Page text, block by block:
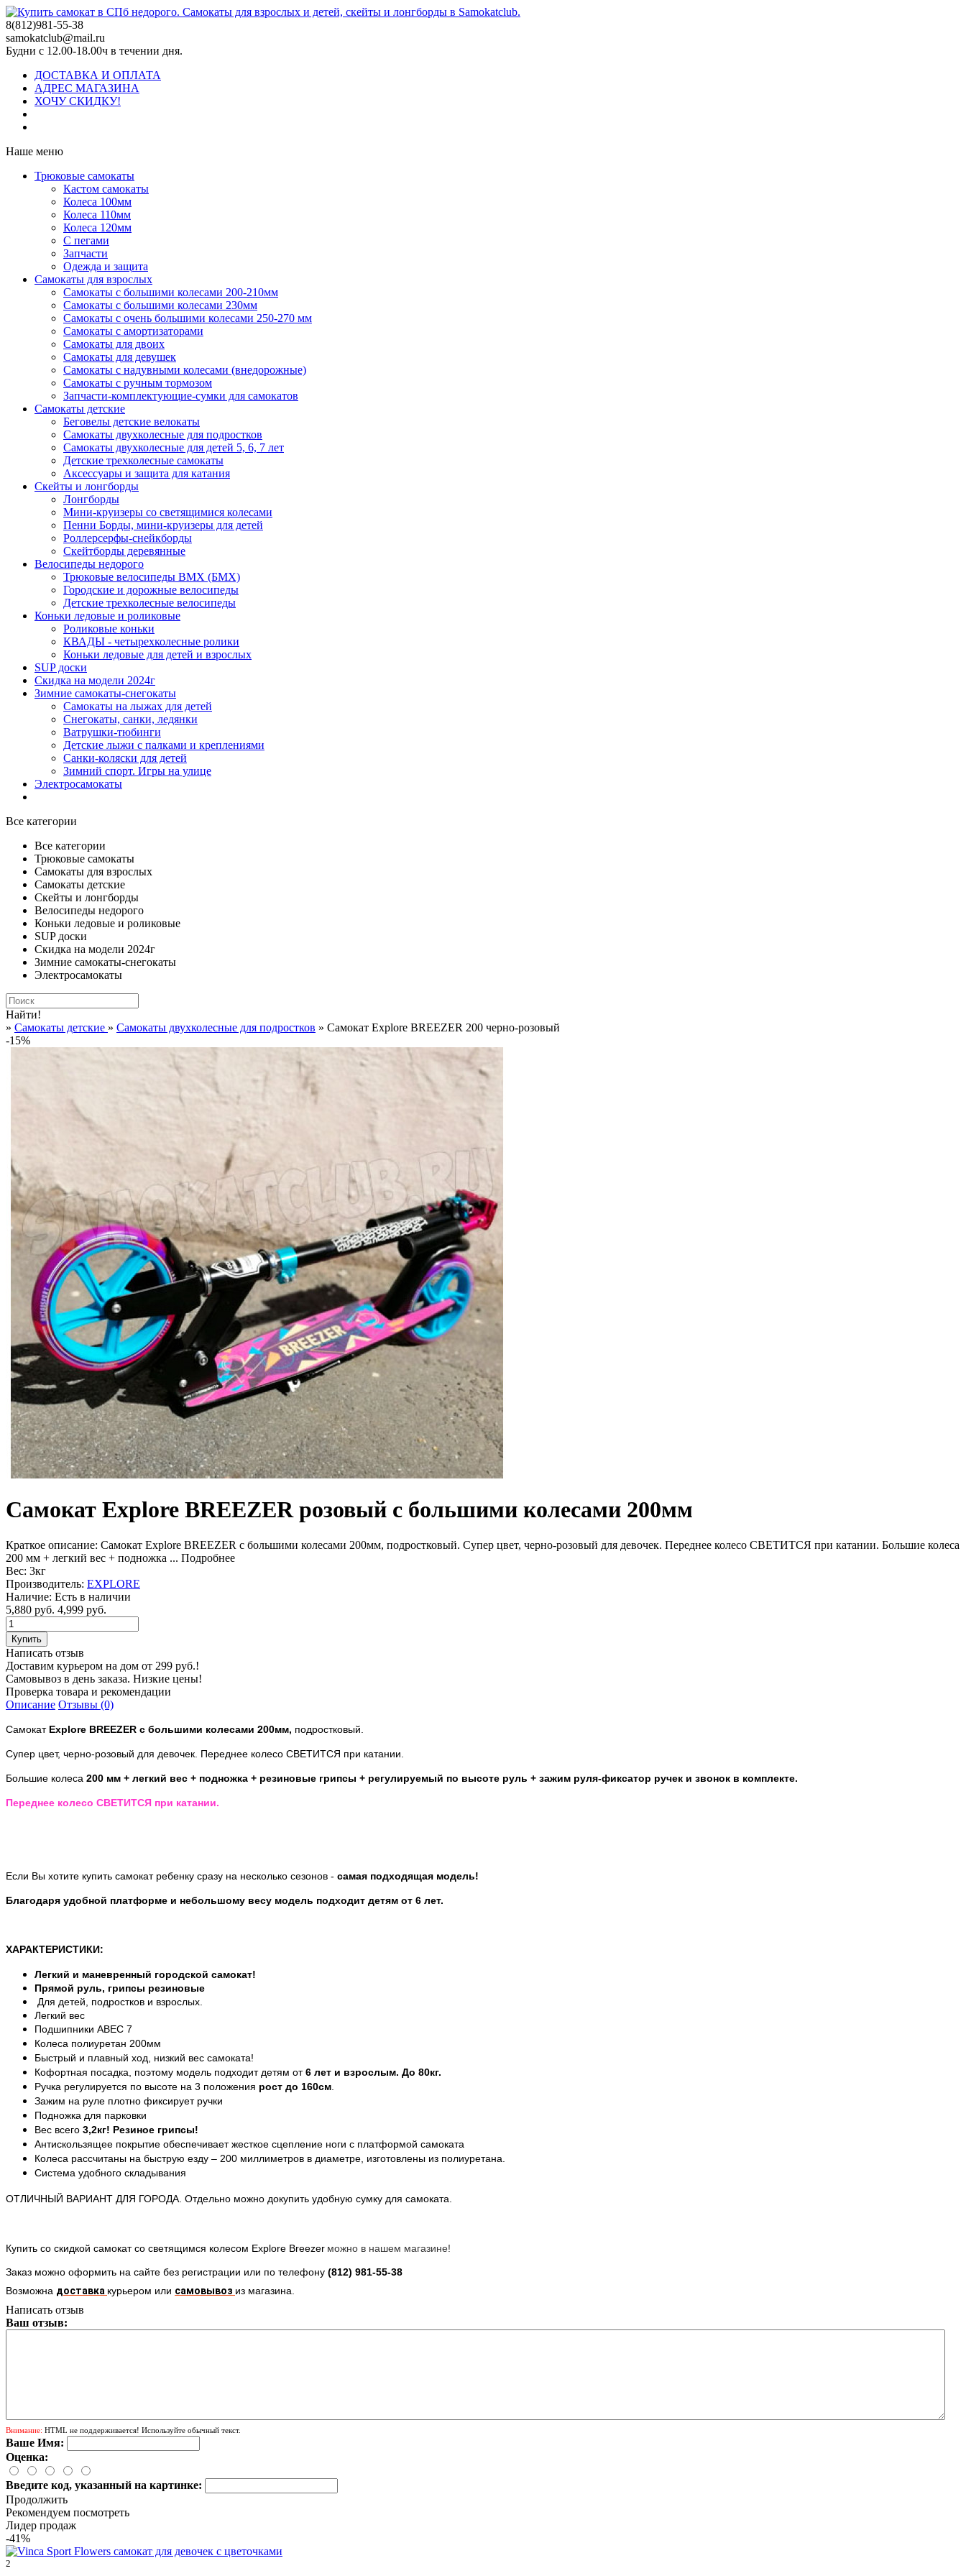
8(812)981-55-38
samokatclub@mail.ru
Будни с 12.00-18.00ч в течении дня.
ДОСТАВКА И ОПЛАТА
АДРЕС МАГАЗИНА
ХОЧУ СКИДКУ!
Наше меню
Трюковые самокаты
Кастом самокаты
Колеса 100мм
Колеса 110мм
Колеса 120мм
С пегами
Запчасти
Одежда и защита
Самокаты для взрослых
Самокаты с большими колесами 200-210мм
Самокаты с большими колесами 230мм
Самокаты с очень большими колесами 250-270 мм
Самокаты с амортизаторами
Самокаты для двоих
Самокаты для девушек
Самокаты с надувными колесами (внедорожные)
Самокаты с ручным тормозом
Запчасти-комплектующие-сумки для самокатов
Самокаты детские
Беговелы детские велокаты
Самокаты двухколесные для подростков
Самокаты двухколесные для детей 5, 6, 7 лет
Детские трехколесные самокаты
Аксессуары и защита для катания
Cкейты и лонгборды
Лонгборды
Мини-круизеры со светящимися колесами
Пенни Борды, мини-круизеры для детей
Роллерсерфы-снейкборды
Скейтборды деревянные
Велосипеды недорого
Трюковые велосипеды BMX (БМХ)
Городские и дорожные велосипеды
Детские трехколесные велосипеды
Коньки ледовые и роликовые
Роликовые коньки
КВАДЫ - четырехколесные ролики
Коньки ледовые для детей и взрослых
SUP доски
Скидка на модели 2024г
Зимние самокаты-снегокаты
Самокаты на лыжах для детей
Снегокаты, санки, ледянки
Ватрушки-тюбинги
Детские лыжи с палками и креплениями
Санки-коляски для детей
Зимний спорт. Игры на улице
Электросамокаты
Все категории
Все категории
Трюковые самокаты
Самокаты для взрослых
Самокаты детские
Cкейты и лонгборды
Велосипеды недорого
Коньки ледовые и роликовые
SUP доски
Скидка на модели 2024г
Зимние самокаты-снегокаты
Электросамокаты
Найти!
» Самокаты детские » Самокаты двухколесные для подростков » Самокат Explore BREEZER 200 черно-розовый
-15%
Самокат Explore BREEZER розовый с большими колесами 200мм
Краткое описание: Самокат Explore BREEZER с большими колесами 200мм, подростковый. Супер цвет, черно-розовый для девочек. Переднее колесо СВЕТИТСЯ при катании. Большие колеса
200 мм + легкий вес + подножка ... Подробнее
Вес: 3кг
Производитель: EXPLORE
Наличие: Есть в наличии
5,880 руб. 4,999 руб.
Написать отзыв
Доставим курьером на дом от 299 руб.!
Самовывоз в день заказа. Низкие цены!
Проверка товара и рекомендации
Описание Отзывы (0)
Самокат Explore BREEZER с большими колесами 200мм, подростковый.
Супер цвет, черно-розовый для девочек. Переднее колесо СВЕТИТСЯ при катании.
Большие колеса 200 мм + легкий вес + подножка + резиновые грипсы + регулируемый по высоте руль + зажим руля-фиксатор ручек и звонок в комплекте.
Переднее колесо СВЕТИТСЯ при катании.
Если Вы хотите купить самокат ребенку сразу на несколько сезонов - самая подходящая модель!
Благодаря удобной платформе и небольшому весу модель подходит детям от 6 лет.
ХАРАКТЕРИСТИКИ:
Легкий и маневренный городской самокат!
Прямой руль, грипсы резиновые
Для детей, подростков и взрослых.
Легкий вес
Подшипники ABEC 7
Колеса полиуретан 200мм
Быстрый и плавный ход, низкий вес самоката!
Кофортная посадка, поэтому модель подходит детям от6 лет и взрослым. До 80кг.
Ручка регулируется по высоте на 3 положения рост до 160см
Зажим на руле плотно фиксирует ручки
Подножка для парковки
Вес всего 3,2кг! Резиное грипсы!
Антискользящее покрытие обеспечивает жесткое сцепление ноги с платформой самоката
Колеса рассчитаны на быструю езду – 200 миллиметров в диаметре, изготовлены из полиуретана.
Система удобного складывания
ОТЛИЧНЫЙ ВАРИАНТ ДЛЯ ГОРОДА. Отдельно можно докупить удобную сумку для самоката.
Купить со скидкой самокат со светящимся колесом Explore Breezer можно в нашем магазине!
Заказ можно оформить на сайте без регистрации или по телефону (812) 981-55-38
Возможна доставка курьером или самовывоз из магазина.
Написать отзыв
Ваш отзыв:
Внимание: HTML не поддерживается! Используйте обычный текст.
Ваше Имя:
Оценка:
Введите код, указанный на картинке:
Продолжить
Рекомендуем посмотреть
Лидер продаж
-41%
2